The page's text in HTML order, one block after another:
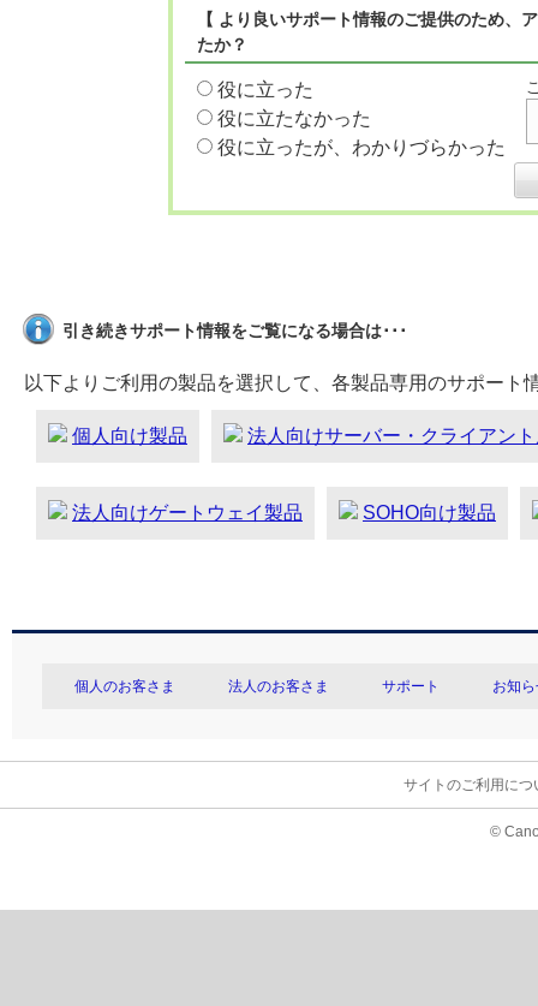
【 より良いサポート情報のご提供のため
たか？
役に立った
役に立たなかった
役に立ったが、わかりづらかった
引き続きサポート情報をご覧になる場合は･･･
以下よりご利用の製品を選択して、各製品専用のサポート
個人向け製品 法人向けサーバー・クライアン
法人向けゲートウェイ製品 SOHO向け製品
個人のお客さま 法人のお客さま サポート お知
サイトのご利用につ
©